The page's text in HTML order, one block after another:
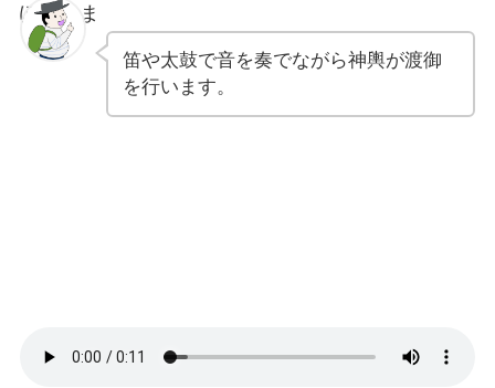
ぽちゃま
笛や太鼓で音を奏でながら神輿が渡御
を行います。